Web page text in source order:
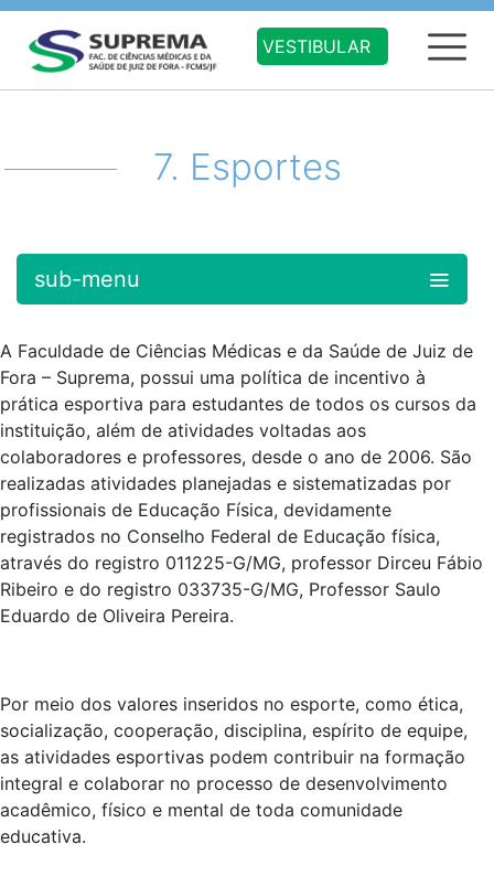
VESTIBULAR
7. Esportes
sub-menu
A Faculdade de Ciências Médicas e da Saúde de Juiz de
Fora – Suprema, possui uma política de incentivo à
prática esportiva para estudantes de todos os cursos da
instituição, além de atividades voltadas aos
colaboradores e professores, desde o ano de 2006. São
realizadas atividades planejadas e sistematizadas por
profissionais de Educação Física, devidamente
registrados no Conselho Federal de Educação física,
através do registro 011225-G/MG, professor Dirceu Fábio
Ribeiro e do registro 033735-G/MG, Professor Saulo
Eduardo de Oliveira Pereira.
Por meio dos valores inseridos no esporte, como ética,
socialização, cooperação, disciplina, espírito de equipe,
as atividades esportivas podem contribuir na formação
integral e colaborar no processo de desenvolvimento
acadêmico, físico e mental de toda comunidade
educativa.